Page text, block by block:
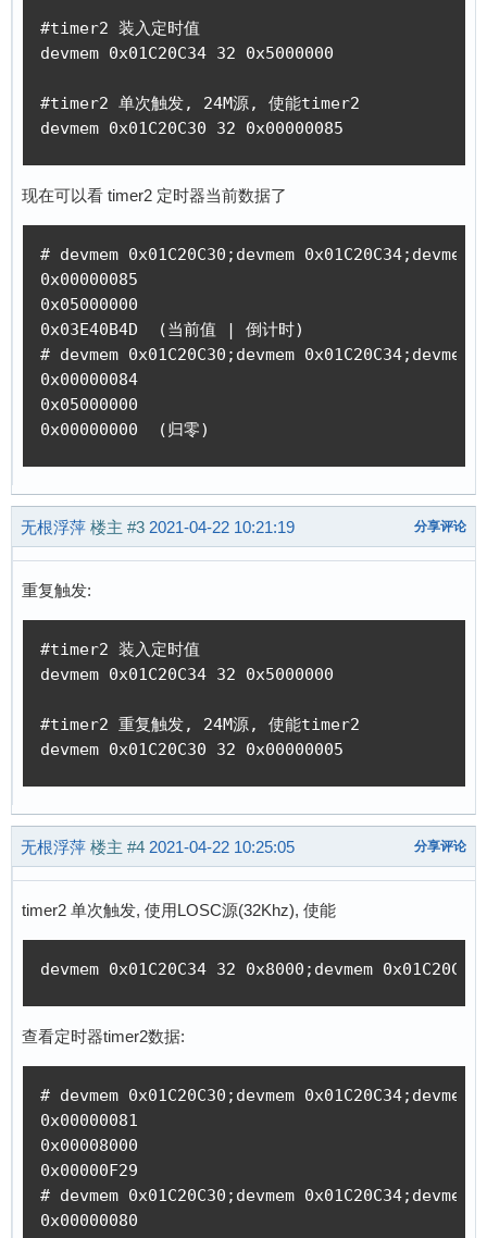
#timer2 装入定时值
devmem 0x01C20C34 32 0x5000000
#timer2 单次触发, 24M源, 使能timer2
devmem 0x01C20C30 32 0x00000085
现在可以看 timer2 定时器当前数据了
# devmem 0x01C20C30;devmem 0x01C20C34;devmem
0x00000085
0x05000000
0x03E40B4D  (当前值 | 倒计时)
# devmem 0x01C20C30;devmem 0x01C20C34;devmem
0x00000084
0x05000000
0x00000000  (归零)
无根浮萍 楼主 #3 2021-04-22 10:21:19 分享评论
重复触发:
#timer2 装入定时值
devmem 0x01C20C34 32 0x5000000
#timer2 重复触发, 24M源, 使能timer2
devmem 0x01C20C30 32 0x00000005
无根浮萍 楼主 #4 2021-04-22 10:25:05 分享评论
timer2 单次触发, 使用LOSC源(32Khz), 使能
devmem 0x01C20C34 32 0x8000;devmem
查看定时器timer2数据:
# devmem 0x01C20C30;devmem 0x01C20C34;devmem
0x00000081
0x00008000
0x00000F29
# devmem 0x01C20C30;devmem 0x01C20C34;devmem
0x00000080